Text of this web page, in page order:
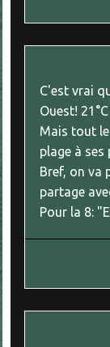
C'est vrai
Ouest!
Mais tout
plage à ses
Bref, on va
partage
Pour la 8: